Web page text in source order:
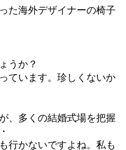
た海外デザイナーの椅子
うか？
ています。珍しくないか
、多くの結婚式場を把握
行かないですよね。私も